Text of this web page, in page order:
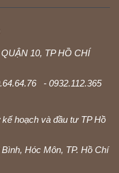
10, TP HỒ CHÍ
- 0932.112.365
hoạch và đầu tư TP Hồ
Hóc Môn, TP. Hồ Chí